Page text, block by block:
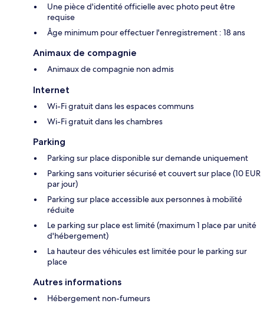
Une pièce d'identité officielle avec photo peut être
requise
Âge minimum pour effectuer l'enregistrement : 18 ans
Animaux de compagnie
Animaux de compagnie non admis
Internet
Wi-Fi gratuit dans les espaces communs
Wi-Fi gratuit dans les chambres
Parking
Parking sur place disponible sur demande uniquement
Parking sans voiturier sécurisé et couvert sur place (10 EUR
par jour)
Parking sur place accessible aux personnes à mobilité
réduite
Le parking sur place est limité (maximum 1 place par unité
d'hébergement)
La hauteur des véhicules est limitée pour le parking sur
place
Autres informations
Hébergement non-fumeurs